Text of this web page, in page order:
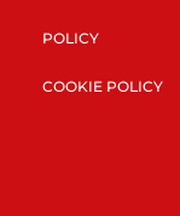
POLICY
COOKIE POLICY